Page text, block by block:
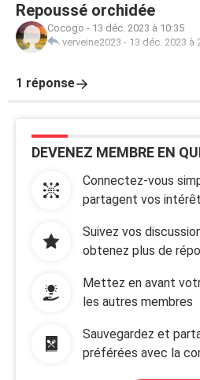
Repoussé orchidée
Cocogo - 13 déc. 2023 à 10:35
verveine2023 - 13 déc. 2023 à
1 réponse
DEVENEZ MEMBRE EN
Connectez-vous
partagent vos
Suivez vos
obtenez plus de
Mettez en avant
les autres membres
Sauvegardez et
préférées avec la